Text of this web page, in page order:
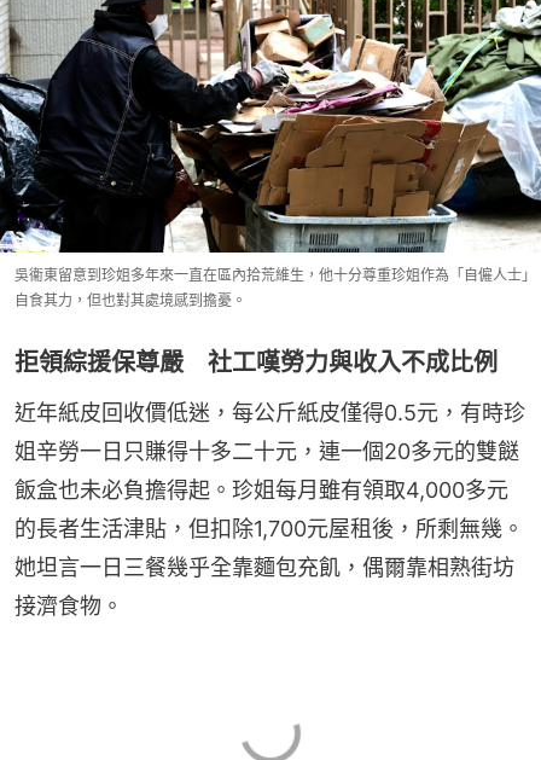
吳衞東留意到珍姐多年來一直在區內拾荒維生，他十分尊重珍姐作為「自僱人士」
自食其力，但也對其處境感到擔憂。
拒領綜援保尊嚴 社工嘆勞力與收入不成比例
近年紙皮回收價低迷，每公斤紙皮僅得0.5元，有時珍
姐辛勞一日只賺得十多二十元，連一個20多元的雙餸
飯盒也未必負擔得起。珍姐每月雖有領取4,000多元
的長者生活津貼，但扣除1,700元屋租後，所剩無幾。
她坦言一日三餐幾乎全靠麵包充飢，偶爾靠相熟街坊
接濟食物。